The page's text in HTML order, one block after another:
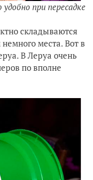
при пересадке
складываются
места. Вот в
В Леруа очень
по вполне